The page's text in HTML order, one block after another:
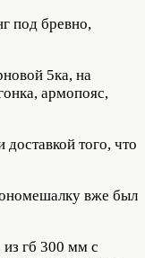
под бревно,
5ка, на
армопояс,
того, что
вже был
гб 300 мм с